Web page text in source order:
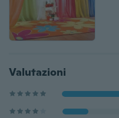
Valutazioni